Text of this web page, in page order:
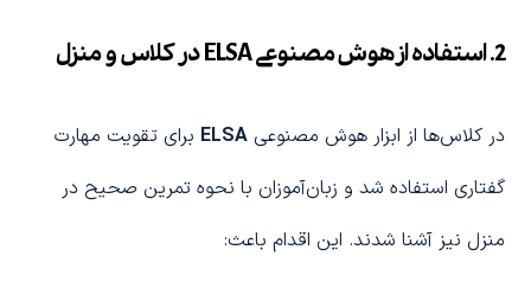
2. استفاده از هوش مصنوعی ELSA در کلاس و منزل
در کلاس‌ها از ابزار هوش مصنوعی ELSA برای تقویت مهارت
گفتاری استفاده شد و زبان‌آموزان با نحوه تمرین صحیح در
منزل نیز آشنا شدند. این اقدام باعث: